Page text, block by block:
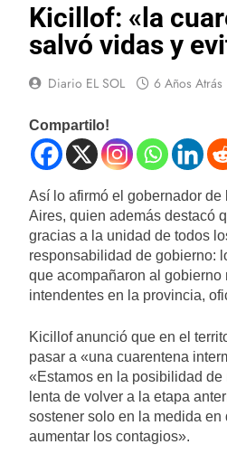
Kicillof: «la
salvó vidas y
Diario EL SOL 6 Años Atrás
Compartilo!
Así lo afirmó el gobernador
Aires, quien además destacó
gracias a la unidad de todos
responsabilidad de gobierno:
que acompañaron al gobierno
intendentes en la provincia,
Kicillof anunció que en el
pasar a «una cuarentena
«Estamos en la posibilidad
lenta de volver a la etapa
sostener solo en la medida en
aumentar los contagios».